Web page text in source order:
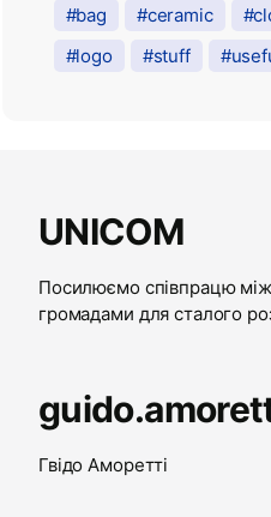
bag ceramic
logo
stuff
UNICOM
Посилюємо співпрацю
громадами для сталого
Гвідо Аморетті